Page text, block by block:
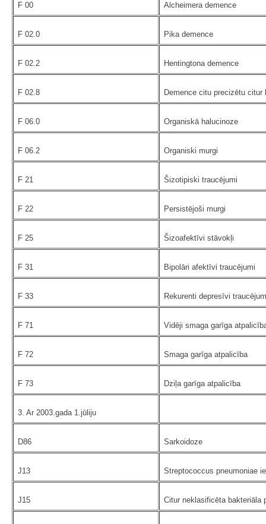
F 00 Alcheimera demence
F 02.0 Pika demence
F 02.2 Hentingtona demence
F 02.8 Demence citu precizētu
F 06.0 Organiskā halucinoze
F 06.2 Organiski murgi
F 21 Šizotipiski traucējumi
F 22 Persistējoši murgi
F 25 Šizoafektīvi stāvokļi
F 31 Bipolāri afektīvi traucējumi
F 33 Rekurenti depresīvi
F 71 Vidēji smaga garīga
F 72 Smaga garīga atpalicība
F 73 Dziļa garīga atpalicība
3. Ar 2003.gada 1.jūliju
D86 Sarkoidoze
J13 Streptococcus pneumoniae
J15 Citur neklasificēta bakteriāla